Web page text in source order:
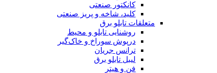
کانکتور صنعتی
کلید، شاخه و پریز صنعتی
متعلقات تابلو برق
روشنایی تابلو و محیط
درپوش سوراخ و خاک‌گیر
ترانس جریان
لیبل تابلو برق
فن و هیتر